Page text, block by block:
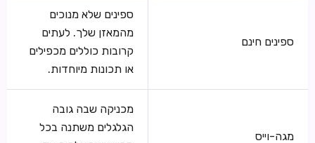
ספינים חינם
ספינים שלא מנוכים
מהמאזן שלך. לעתים
קרובות כוללים מכפילים
או תכונות מיוחדות.
מגה-וייס
מכניקה שבה גובה
הגלגלים משתנה בכל